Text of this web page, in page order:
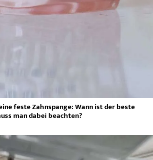
feste Zahnspange: Wann ist der beste
man dabei beachten?